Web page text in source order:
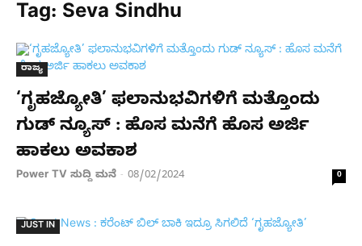
Tag: Seva Sindhu
ರಾಜ್ಯ
‘ಗೃಹಜ್ಯೋತಿ’ ಫಲಾನುಭವಿಗಳಿಗೆ ಮತ್ತೊಂದು
ಗುಡ್ ನ್ಯೂಸ್ : ಹೊಸ ಮನೆಗೆ ಹೊಸ ಅರ್ಜಿ
ಹಾಕಲು ಅವಕಾಶ
Power TV ಸುದ್ದಿ ಮನೆ - 08/02/2024 0
JUST IN